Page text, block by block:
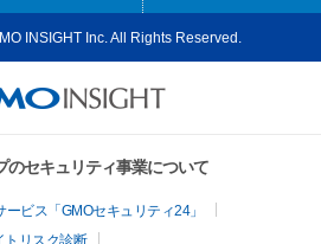
INSIGHT Inc. All Rights Reserved.
のセキュリティ事業について
ビス「GMOセキュリティ24」
トリスク診断